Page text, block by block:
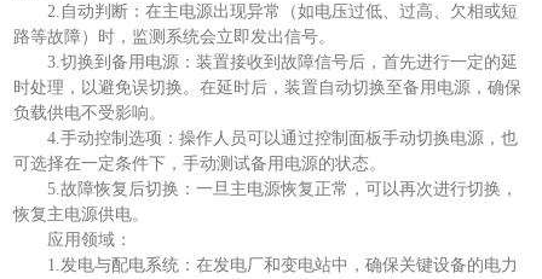
2.自动判断：在主电源出现异常（如电压过低、过高、欠相或短
路等故障）时，监测系统会立即发出信号。
3.切换到备用电源：装置接收到故障信号后，首先进行一定的延
时处理，以避免误切换。在延时后，装置自动切换至备用电源，确保
负载供电不受影响。
4.手动控制选项：操作人员可以通过控制面板手动切换电源，也
可选择在一定条件下，手动测试备用电源的状态。
5.故障恢复后切换：一旦主电源恢复正常，可以再次进行切换，
恢复主电源供电。
应用领域：
1.发电与配电系统：在发电厂和变电站中，确保关键设备的电力